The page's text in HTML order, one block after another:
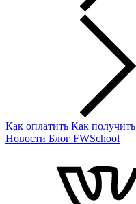
Как оплатить Как получить
Новости Блог FWSchool